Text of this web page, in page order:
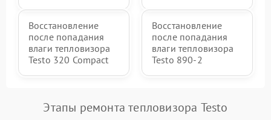
Восстановление
после попадания
влаги тепловизора
Testo 320 Compact
Восстановление
после попадания
влаги тепловизора
Testo 890-2
Этапы ремонта тепловизора Testo